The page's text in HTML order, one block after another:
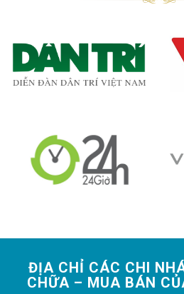
ĐỊA CHỈ CÁC CHI
CHỮA – MUA BÁN